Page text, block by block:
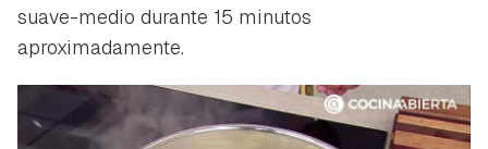
suave-medio durante 15 minutos
aproximadamente.